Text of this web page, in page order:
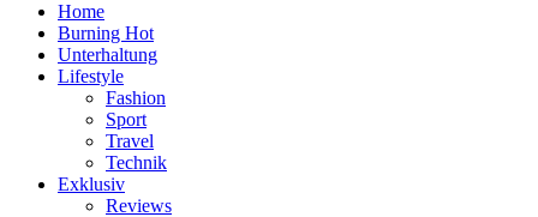
Home
Burning Hot
Unterhaltung
Lifestyle
Fashion
Sport
Travel
Technik
Exklusiv
Reviews